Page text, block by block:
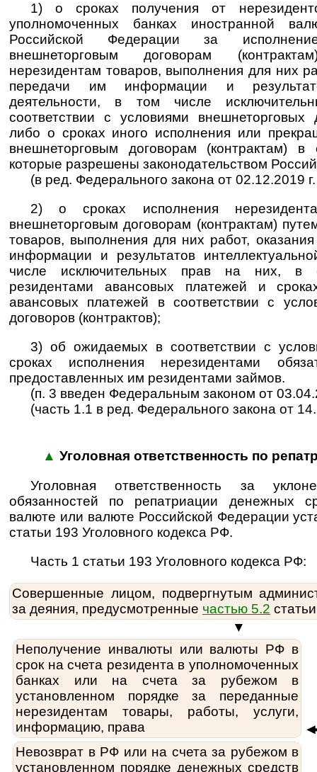
1) о сроках получения от
уполномоченных банках иностранной
Российской Федерации за
внешнеторговым договорам
нерезидентам товаров, выполнения для них
передачи им информации и
деятельности, в том числе
соответствии с условиями внешнеторговых
либо о сроках иного исполнения или
внешнеторговым договорам (контрактам)
которые разрешены законодательством
(в ред. Федерального закона от 02.12.2019
2) о сроках исполнения
внешнеторговым договорам (контрактам)
товаров, выполнения для них работ,
информации и результатов
числе исключительных прав на них, в
резидентами авансовых платежей и
авансовых платежей в соответствии с
договоров (контрактов);
3) об ожидаемых в соответствии с
сроках исполнения нерезидентами
предоставленных им резидентами займов.
(п. 3 введен Федеральным законом от
(часть 1.1 в ред. Федерального закона от
▲ Уголовная ответственность по
Уголовная ответственность за
обязанностей по репатриации денежных
валюте или валюте Российской Федерации
статьи 193 Уголовного кодекса РФ.
Часть 1 статьи 193 Уголовного кодекса РФ:
Совершенные лицом, подвергнутым
за деяния, предусмотренные частью 5.2
▼
Неполучение инвалюты или валюты РФ в
срок на счета резидента в уполномоченных
банках или на счета за рубежом в
установленном порядке за переданные
нерезидентам товары, работы, услуги,
информацию, права
Невозврат в РФ или на счета за рубежом в
установленном порядке денежных средств